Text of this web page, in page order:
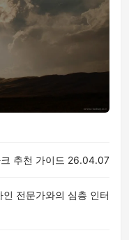
추천 가이드 26.04.07
전문가와의 심층 인터